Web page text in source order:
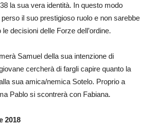
la sua vera identità. In questo modo
il suo prestigioso ruolo e non sarebbe
decisioni delle Forze dell’ordine.
Samuel della sua intenzione di
cercherà di fargli capire quanto la
sua amica/nemica Sotelo. Proprio a
Pablo si scontrerà con Fabiana.
2018